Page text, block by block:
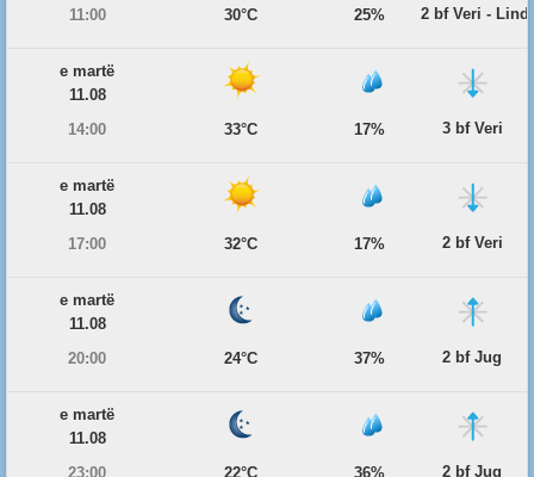
11:00
30°C 25% 2 bf Veri -
e martë
11.08
14:00
33°C 17% 3 bf Veri
e martë
11.08
17:00
32°C 17% 2 bf Veri
e martë
11.08
20:00
24°C 37% 2 bf Jug
e martë
11.08
23:00
22°C 36% 2 bf Jug